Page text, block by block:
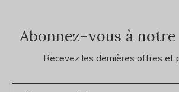
Abonnez-vous à
Recevez les dernières offres et